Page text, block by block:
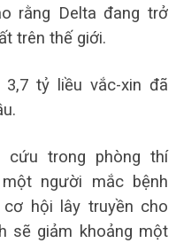
rằng Delta đang trở
trên thế giới.
tỷ liều vắc-xin đã
cứu trong phòng thí
người mắc bệnh
hội lây truyền cho
sẽ giảm khoảng một